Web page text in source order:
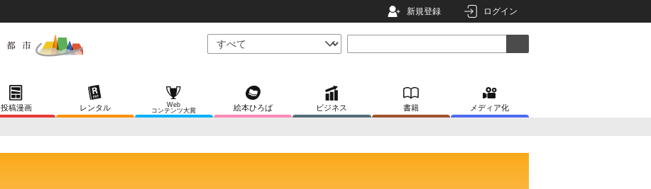
新規登録 ログイン
投稿漫画 レンタル
Web
コンテンツ大賞
絵本ひろば ビジネス 書籍 メディア化